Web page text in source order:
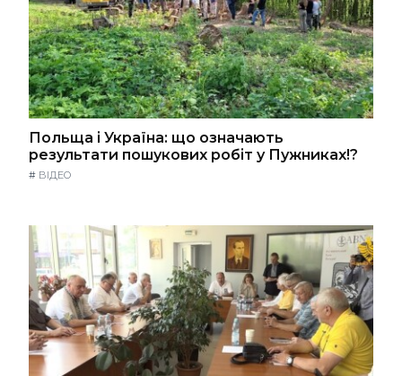
Польща і Україна: що означають
результати пошукових робіт у Пужниках!?
# ВІДЕО